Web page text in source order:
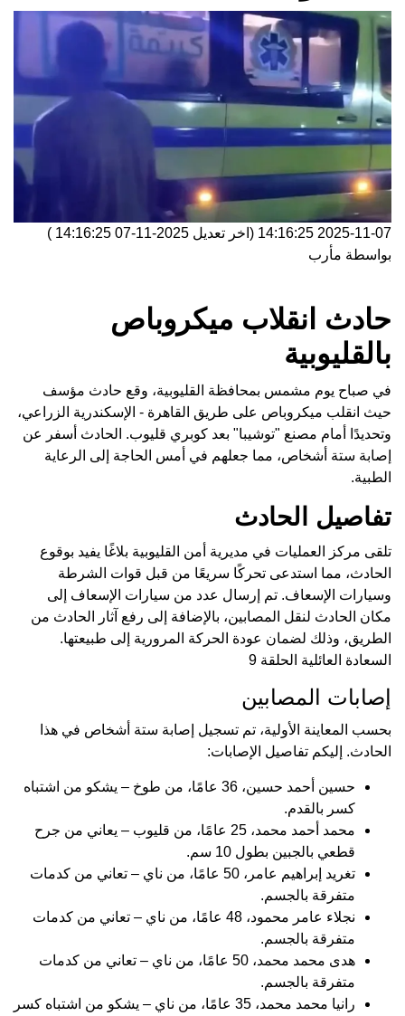
2025-11-07 14:16:25 (اخر تعديل 2025-11-07 14:16:25
)
بواسطة مأرب
حادث انقلاب ميكروباص
بالقليوبية
في صباح يوم مشمس بمحافظة القليوبية، وقع حادث مؤسف
حيث انقلب ميكروباص على طريق القاهرة - الإسكندرية الزراعي،
وتحديدًا أمام مصنع "توشيبا" بعد كوبري قليوب. الحادث أسفر عن
إصابة ستة أشخاص، مما جعلهم في أمس الحاجة إلى الرعاية
الطبية.
تفاصيل الحادث
تلقى مركز العمليات في مديرية أمن القليوبية بلاغًا يفيد بوقوع
الحادث، مما استدعى تحركًا سريعًا من قبل قوات الشرطة
وسيارات الإسعاف. تم إرسال عدد من سيارات الإسعاف إلى
مكان الحادث لنقل المصابين، بالإضافة إلى رفع آثار الحادث من
الطريق، وذلك لضمان عودة الحركة المرورية إلى طبيعتها.
السعادة العائلية الحلقة 9
إصابات المصابين
بحسب المعاينة الأولية، تم تسجيل إصابة ستة أشخاص في هذا
الحادث. إليكم تفاصيل الإصابات:
حسين أحمد حسين، 36 عامًا، من طوخ – يشكو من اشتباه
كسر بالقدم.
محمد أحمد محمد، 25 عامًا، من قليوب – يعاني من جرح
قطعي بالجبين بطول 10 سم.
تغريد إبراهيم عامر، 50 عامًا، من ناي – تعاني من كدمات
متفرقة بالجسم.
نجلاء عامر محمود، 48 عامًا، من ناي – تعاني من كدمات
متفرقة بالجسم.
هدى محمد محمد، 50 عامًا، من ناي – تعاني من كدمات
متفرقة بالجسم.
رانيا محمد محمد، 35 عامًا، من ناي – يشكو من اشتباه كسر